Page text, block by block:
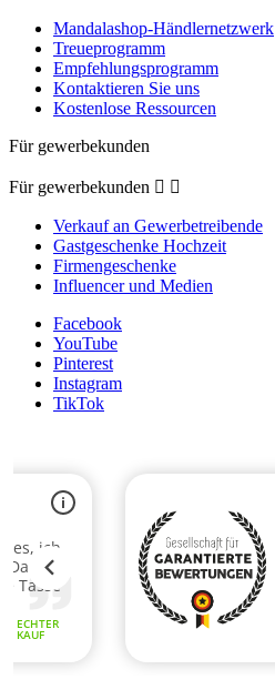
Mandalashop-Händlernetzwerk
Treueprogramm
Empfehlungsprogramm
Kontaktieren Sie uns
Kostenlose Ressourcen
Für gewerbekunden
Für gewerbekunden  
Verkauf an Gewerbetreibende
Gastgeschenke Hochzeit
Firmengeschenke
Influencer und Medien
Facebook
YouTube
Pinterest
Instagram
TikTok